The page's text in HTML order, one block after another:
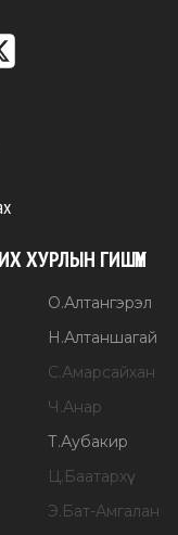
ХУРЛЫН ГИШҮҮН
О.Алтангэрэл
Н.Алтаншагай
С.Амарсайхан
Ч.Анар
Т.Аубакир
Ц.Баатархүү
Э.Бат-Амгалан